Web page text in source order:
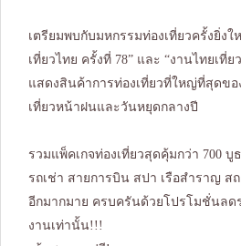
เตรียมพบกับมหกรรมท่องเที่ยวครั้งยิ่ง
เที่ยวไทย ครั้งที่ 78” และ “งานไทยเที่
แสดงสินค้าการท่องเที่ยวที่ใหญ่ที่สุดขอ
เที่ยวหน้าฝนและวันหยุดกลางปี
รวมแพ็คเกจท่องเที่ยวสุดคุ้มกว่า 700
รถเช่า สายการบิน สปา เรือสำราญ ส
อีกมากมาย ครบครันด้วยโปรโมชั่นลด
งานเท่านั้น!!!